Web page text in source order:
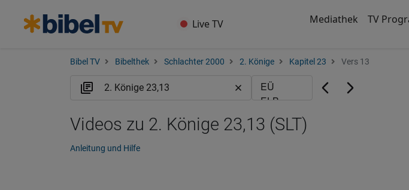
Live TV Mediathek TV
Bibel TV Bibelthek Schlachter 2000 2. Könige Kapitel 23 Vers 13
Videos zu 2. Könige 23,13 (SLT)
Anleitung und Hilfe